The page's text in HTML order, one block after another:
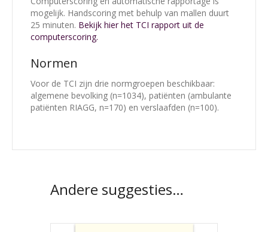
mogelijk. Handscoring met behulp van mallen duurt
25 minuten. Bekijk hier het TCI rapport uit de
computerscoring.
Normen
Voor de TCI zijn drie normgroepen beschikbaar:
algemene bevolking (n=1034), patiënten (ambulante
patiënten RIAGG, n=170) en verslaafden (n=100).
Andere suggesties…